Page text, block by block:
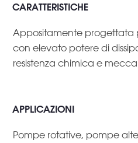
CARATTERISTICHE
Appositamente progettata
con elevato potere di
resistenza chimica e
APPLICAZIONI
Pompe rotative, pompe